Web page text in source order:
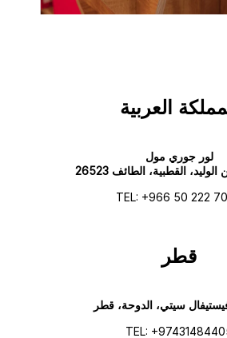
العربية
لور جوري مول
القطبية، الطائف 26523
TEL: +966 50 222
قطر
سيتي، الدوحة، قطر
TEL: